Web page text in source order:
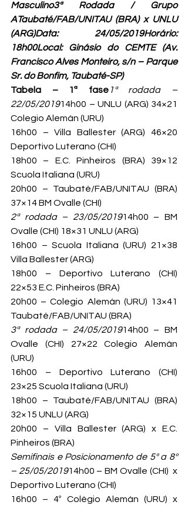
Masculino3ª Rodada / Grupo
ATaubaté/FAB/UNITAU (BRA) x UNLU
(ARG)Data: 24/05/2019Horário:
18h00Local: Ginásio do CEMTE (Av.
Francisco Alves Monteiro, s/n – Parque
Sr. do Bonfim, Taubaté-SP)
Tabela – 1ª fase1ª rodada –
22/05/201914h00 – UNLU (ARG) 34×21
Colegio Alemán (URU)
16h00 – Villa Ballester (ARG) 46×20
Deportivo Luterano (CHI)
18h00 – E.C. Pinheiros (BRA) 39×12
Scuola Italiana (URU)
20h00 – Taubaté/FAB/UNITAU (BRA)
37×14 BM Ovalle (CHI)
2ª rodada – 23/05/201914h00 – BM
Ovalle (CHI) 18×31 UNLU (ARG)
16h00 – Scuola Italiana (URU) 21×38
Villa Ballester (ARG)
18h00 – Deportivo Luterano (CHI)
22×53 E.C. Pinheiros (BRA)
20h00 – Colegio Alemán (URU) 13×41
Taubaté/FAB/UNITAU (BRA)
3ª rodada – 24/05/201914h00 – BM
Ovalle (CHI) 27×22 Colegio Alemán
(URU)
16h00 – Deportivo Luterano (CHI)
23×25 Scuola Italiana (URU)
18h00 – Taubaté/FAB/UNITAU (BRA)
32×15 UNLU (ARG)
20h00 – Villa Ballester (ARG) x E.C.
Pinheiros (BRA)
Semifinais e Posicionamento de 5º a 8º
– 25/05/201914h00 – BM Ovalle (CHI)  x
Deportivo Luterano (CHI)
16h00 – 4º Colégio Alemán (URU) x